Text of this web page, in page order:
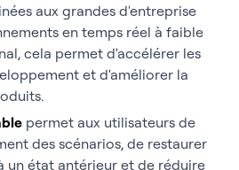
aux grandes d'entreprise
en temps réel à faible
cela permet d'accélérer les
et d'améliorer la
permet aux utilisateurs de
des scénarios, de restaurer
un état antérieur et de réduire